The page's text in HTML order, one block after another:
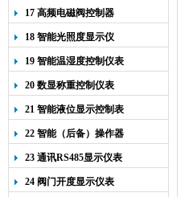
17 高频电磁阀控制器
18 智能光照度显示仪
19 智能温湿度控制仪表
20 数显称重控制仪表
21 智能液位显示控制表
22 智能（后备）操作器
23 通讯RS485显示仪表
24 阀门开度显示仪表